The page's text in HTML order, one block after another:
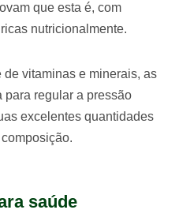
que esta é, com
nutricionalmente.
vitaminas e minerais, as
para regular a pressão
excelentes quantidades
saúde